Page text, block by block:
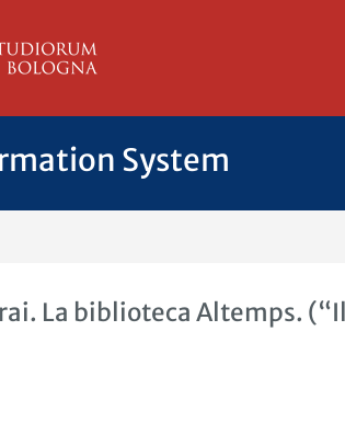
System
La biblioteca Altemps.